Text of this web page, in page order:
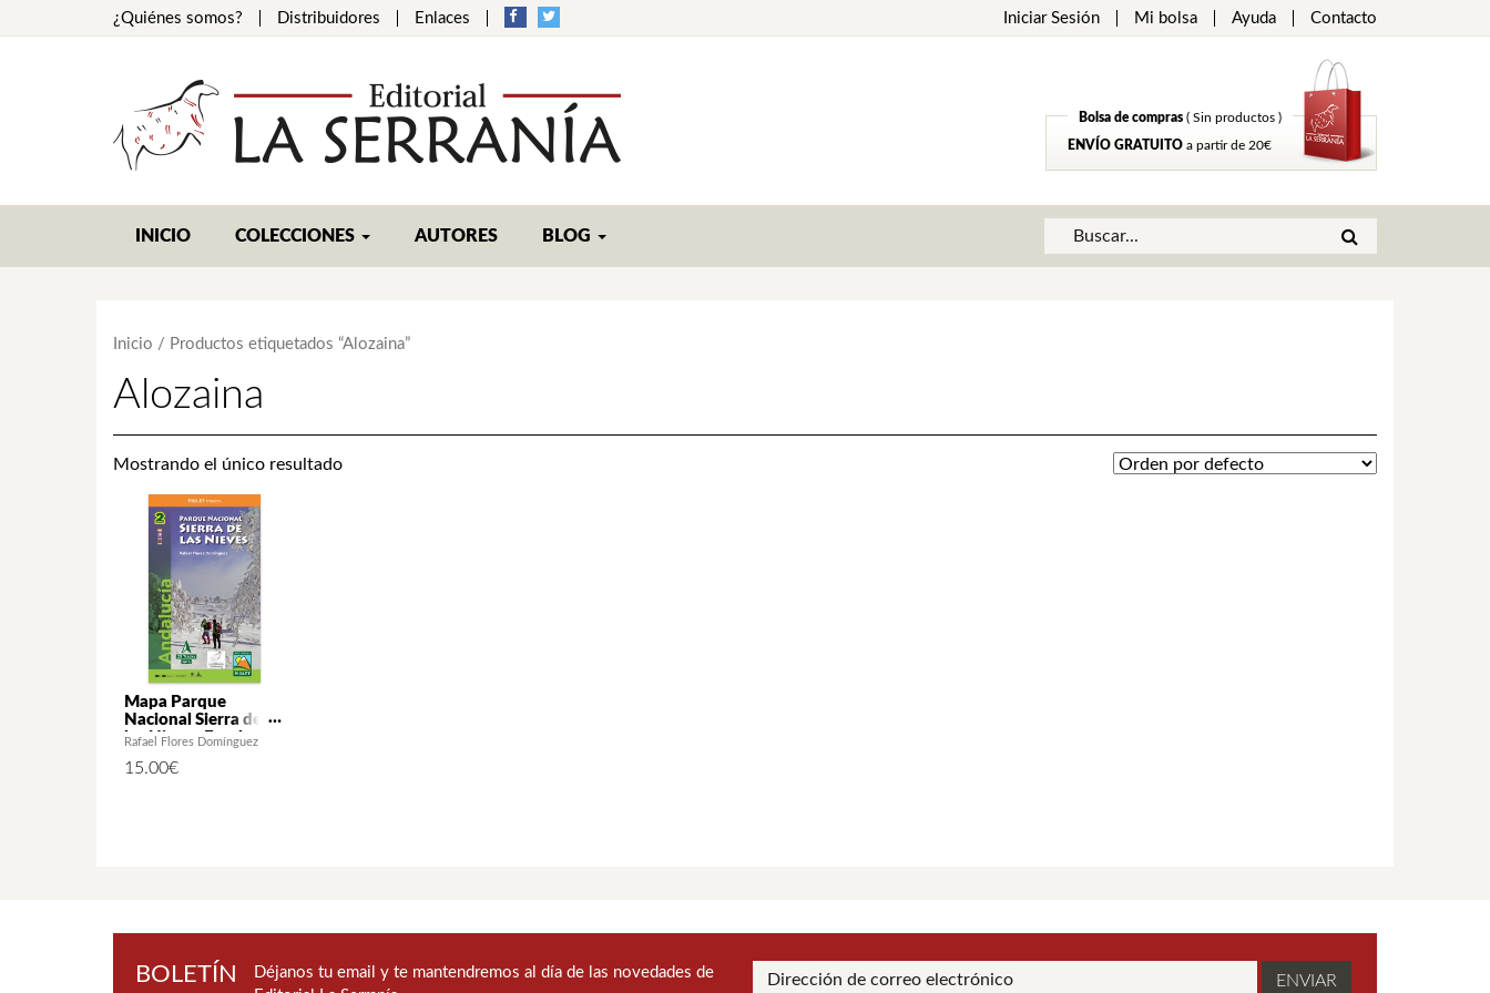
¿Quiénes somos? Distribuidores Enlaces Iniciar Sesión Mi bolsa Ayuda Contacto
Bolsa de compras ( Sin productos )
ENVÍO GRATUITO a partir de 20€
INICIO COLECCIONES AUTORES BLOG
Inicio / Productos etiquetados “Alozaina”
Alozaina
Mostrando el único resultado
Mapa Parque
Nacional Sierra de
las Nieves Escala
Rafael Flores Domínguez
15.00€
BOLETÍN
Déjanos tu email y te mantendremos al día de las novedades de